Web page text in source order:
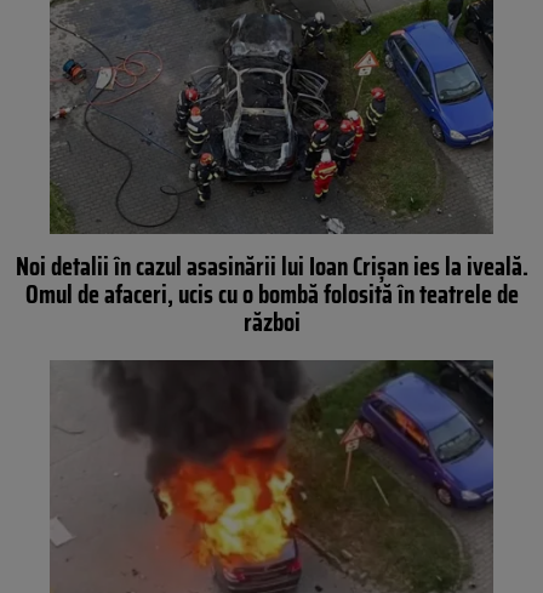
Noi detalii în cazul asasinării lui Ioan Crișan ies la iveală.
Omul de afaceri, ucis cu o bombă folosită în teatrele de
război